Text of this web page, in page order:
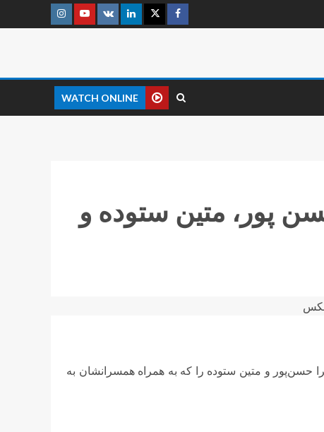
WATCH ONLINE
پور، متین ستوده و
حسن‌پور و متین ستوده را که به همراه همسرانشان به